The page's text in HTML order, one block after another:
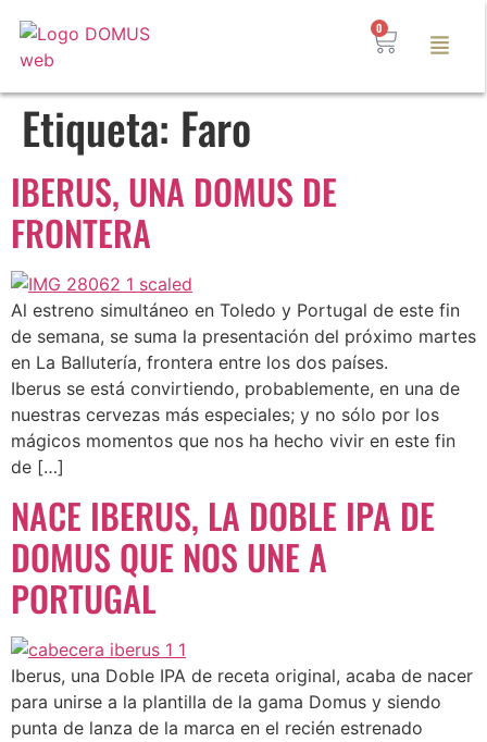
0
Etiqueta: Faro
IBERUS, UNA DOMUS DE
FRONTERA
Al estreno simultáneo en Toledo y Portugal de este fin
de semana, se suma la presentación del próximo martes
en La Ballutería, frontera entre los dos países.
Iberus se está convirtiendo, probablemente, en una de
nuestras cervezas más especiales; y no sólo por los
mágicos momentos que nos ha hecho vivir en este fin
de […]
NACE IBERUS, LA DOBLE IPA DE
DOMUS QUE NOS UNE A
PORTUGAL
Iberus, una Doble IPA de receta original, acaba de nacer
para unirse a la plantilla de la gama Domus y siendo
punta de lanza de la marca en el recién estrenado